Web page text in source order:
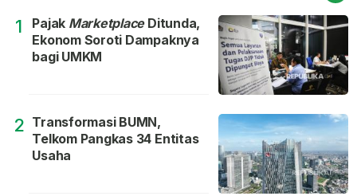
1 Pajak MarketplaceDitunda,
Ekonom Soroti Dampaknya
bagi UMKM
2 Transformasi BUMN,
Telkom Pangkas 34 Entitas
Usaha